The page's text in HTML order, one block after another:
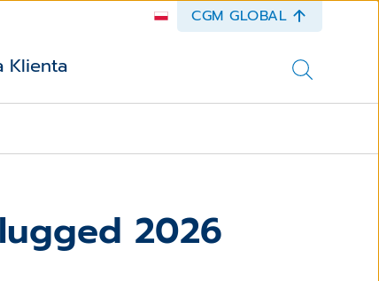
CGM GLOBAL
Klienta
2026